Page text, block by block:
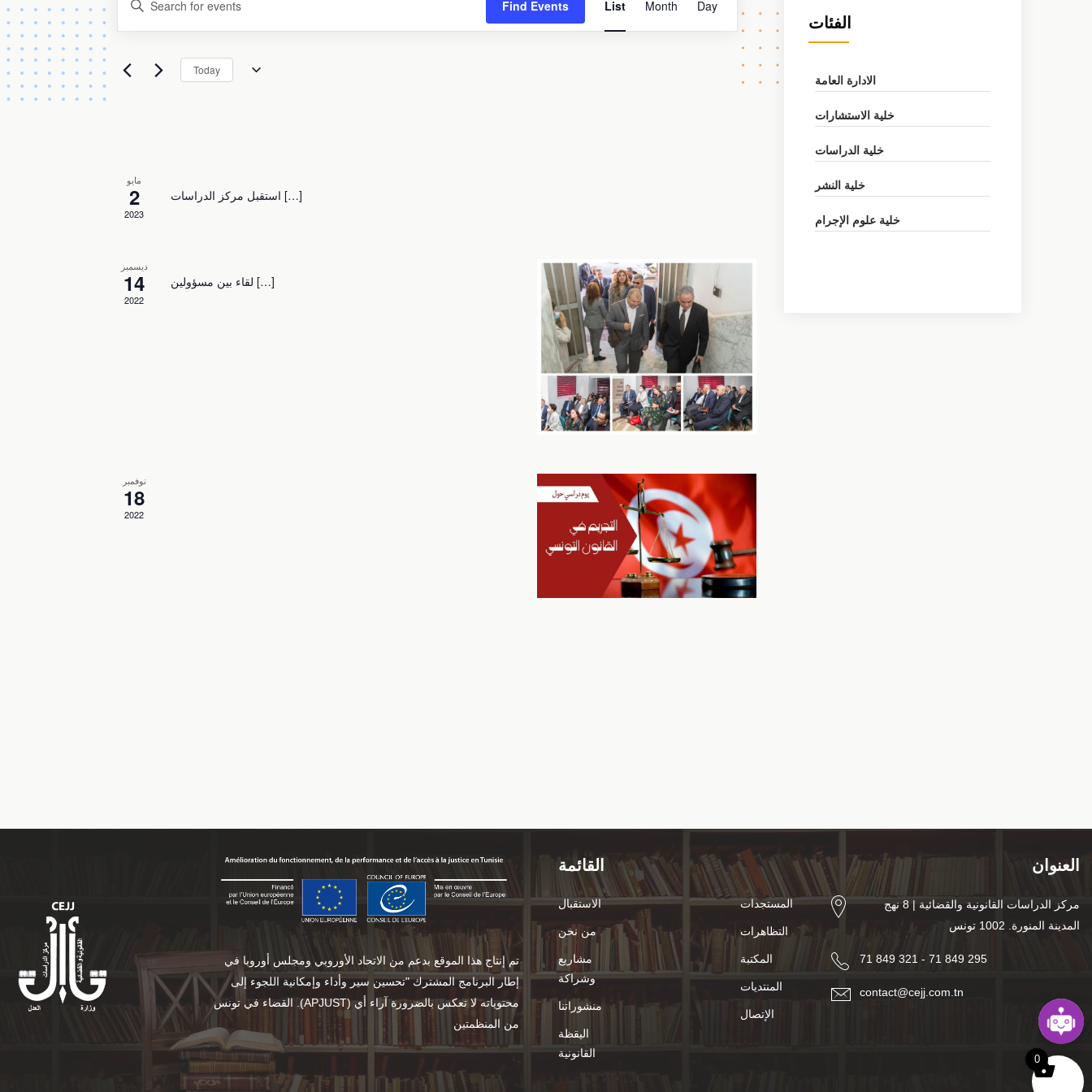
Search
and
for
Find Events
Views
Navigation
List Month Day
Today
مايو
2
2023
استقبل مركز الدراسات […]
ديسمبر
14
2022
لقاء بين مسؤولين […]
نوفمبر
18
2022
الفئات
الادارة العامة
خلية الاستشارات
خلية الدراسات
خلية النشر
خلية علوم الإجرام
تم إنتاج هذا الموقع بدعم من الاتحاد الأوروبي ومجلس أوروبا في
إطار البرنامج المشترك "تحسين سير وأداء وإمكانية اللجوء إلى
القضاء في تونس .(APJUST) محتوياته لا تعكس بالضرورة آراء أي
من المنظمتين
القائمة
الاستقبال
من نحن
مشاريع
وشراكة
منشوراتنا
اليقظة
القانونية
المستجدات
التظاهرات
المكتبة
المنتديات
الإتصال
العنوان
مركز الدراسات القانونية والقضائية | 8 نهج
المدينة المنورة. 1002 تونس
71 849 321 - 71 849 295
contact@cejj.com.tn
0